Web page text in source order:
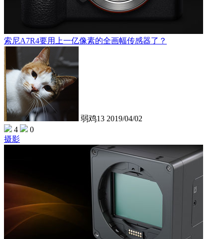
索尼A7R4要用上一亿像素的全画幅传感器了？
弱鸡13 2019/04/02
4
0
摄影